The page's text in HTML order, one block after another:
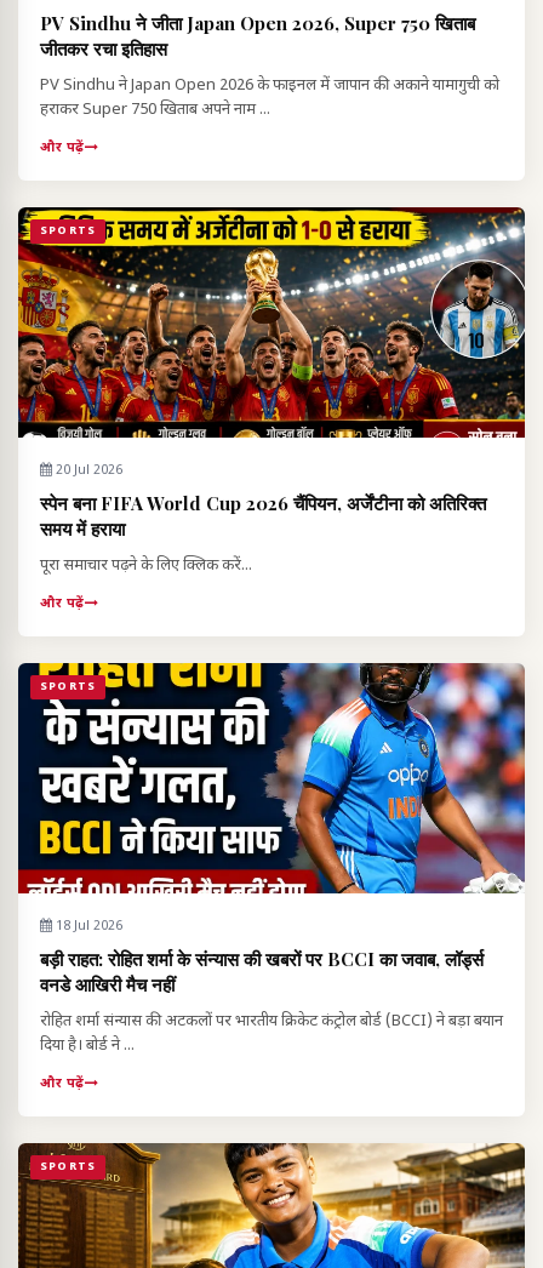
PV Sindhu ने जीता Japan Open 2026, Super 750 खिताब
जीतकर रचा इतिहास
PV Sindhu ने Japan Open 2026 के फाइनल में जापान की अकाने यामागुची को
हराकर Super 750 खिताब अपने नाम ...
और पढ़ें
SPORTS
20 Jul 2026
स्पेन बना FIFA World Cup 2026 चैंपियन, अर्जेंटीना को अतिरिक्त
समय में हराया
पूरा समाचार पढ़ने के लिए क्लिक करें...
और पढ़ें
SPORTS
18 Jul 2026
बड़ी राहत: रोहित शर्मा के संन्यास की खबरों पर BCCI का जवाब, लॉर्ड्स
वनडे आखिरी मैच नहीं
रोहित शर्मा संन्यास की अटकलों पर भारतीय क्रिकेट कंट्रोल बोर्ड (BCCI) ने बड़ा बयान
दिया है। बोर्ड ने ...
और पढ़ें
SPORTS